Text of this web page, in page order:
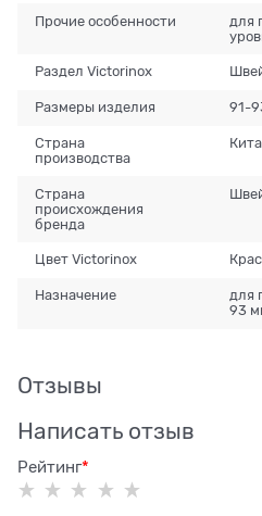
Прочие особенности
для
Раздел Victorinox
Размеры изделия 91-
Страна
производства
Страна
происхождения
бренда
Цвет Victorinox
Назначение
для
93
Отзывы
Написать отзыв
Рейтинг